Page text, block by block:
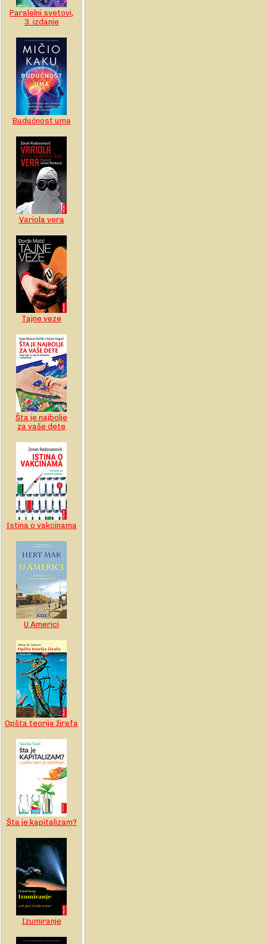
Paralelni svetovi,
3. izdanje
Budućnost uma
Variola vera
Tajne veze
Šta je najbolje
za vaše dete
Istina o vakcinama
U Americi
Opšta teorija žirafa
Šta je kapitalizam?
Izumiranje